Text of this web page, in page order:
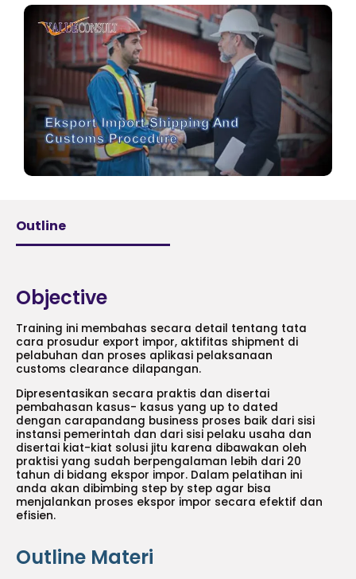
Outline
Objective
Training ini membahas secara detail tentang tata
cara prosudur export impor, aktifitas shipment di
pelabuhan dan proses aplikasi pelaksanaan
customs clearance dilapangan.
Dipresentasikan secara praktis dan disertai
pembahasan kasus- kasus yang up to dated
dengan carapandang business proses baik dari sisi
instansi pemerintah dan dari sisi pelaku usaha dan
disertai kiat-kiat solusi jitu karena dibawakan oleh
praktisi yang sudah berpengalaman lebih dari 20
tahun di bidang ekspor impor. Dalam pelatihan ini
anda akan dibimbing step by step agar bisa
menjalankan proses ekspor impor secara efektif dan
efisien.
Outline Materi